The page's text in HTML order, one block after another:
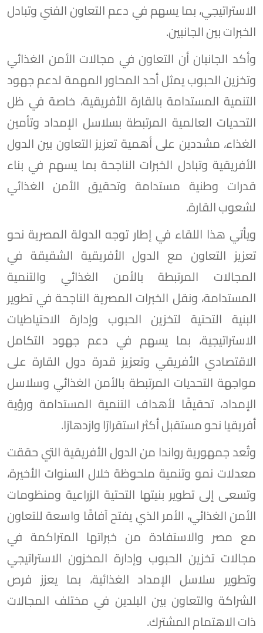
الاستراتيجي، بما يسهم في دعم التعاون الفني وتبادل
الخبرات بين الجانبين.
وأكد الجانبان أن التعاون في مجالات الأمن الغذائي
وتخزين الحبوب يمثل أحد المحاور المهمة لدعم جهود
التنمية المستدامة بالقارة الأفريقية، خاصة في ظل
التحديات العالمية المرتبطة بسلاسل الإمداد وتأمين
الغذاء، مشددين على أهمية تعزيز التعاون بين الدول
الأفريقية وتبادل الخبرات الناجحة بما يسهم في بناء
قدرات وطنية مستدامة وتحقيق الأمن الغذائي
لشعوب القارة.
ويأتي هذا اللقاء في إطار توجه الدولة المصرية نحو
تعزيز التعاون مع الدول الأفريقية الشقيقة في
المجالات المرتبطة بالأمن الغذائي والتنمية
المستدامة، ونقل الخبرات المصرية الناجحة في تطوير
البنية التحتية لتخزين الحبوب وإدارة الاحتياطيات
الاستراتيجية، بما يسهم في دعم جهود التكامل
الاقتصادي الأفريقي وتعزيز قدرة دول القارة على
مواجهة التحديات المرتبطة بالأمن الغذائي وسلاسل
الإمداد، تحقيقًا لأهداف التنمية المستدامة ورؤية
أفريقيا نحو مستقبل أكثر استقرارًا وازدهارًا.
وتُعد جمهورية رواندا من الدول الأفريقية التي حققت
معدلات نمو وتنمية ملحوظة خلال السنوات الأخيرة،
وتسعى إلى تطوير بنيتها التحتية الزراعية ومنظومات
الأمن الغذائي، الأمر الذي يفتح آفاقًا واسعة للتعاون
مع مصر والاستفادة من خبراتها المتراكمة في
مجالات تخزين الحبوب وإدارة المخزون الاستراتيجي
وتطوير سلاسل الإمداد الغذائية، بما يعزز فرص
الشراكة والتعاون بين البلدين في مختلف المجالات
ذات الاهتمام المشترك.